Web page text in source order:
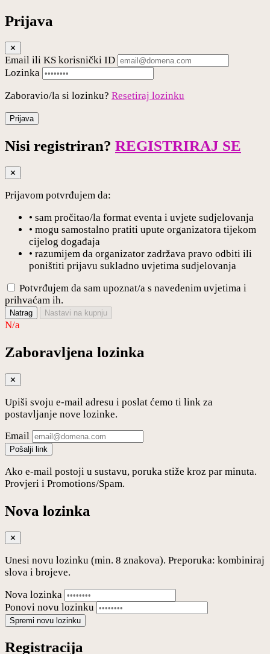
Prijava
✕
Email ili KS korisnički ID
Lozinka
Zaboravio/la si lozinku? Resetiraj lozinku
Prijava
Nisi registriran? REGISTRIRAJ SE
✕
Prijavom potvrđujem da:
• sam pročitao/la format eventa i uvjete sudjelovanja
• mogu samostalno pratiti upute organizatora tijekom
cijelog događaja
• razumijem da organizator zadržava pravo odbiti ili
poništiti prijavu sukladno uvjetima sudjelovanja
Potvrđujem da sam upoznat/a s navedenim uvjetima i
prihvaćam ih.
Natrag Nastavi na kupnju
N/a
Zaboravljena lozinka
✕
Upiši svoju e-mail adresu i poslat ćemo ti link za
postavljanje nove lozinke.
Email
Pošalji link
Ako e-mail postoji u sustavu, poruka stiže kroz par minuta.
Provjeri i Promotions/Spam.
Nova lozinka
✕
Unesi novu lozinku (min. 8 znakova). Preporuka: kombiniraj
slova i brojeve.
Nova lozinka
Ponovi novu lozinku
Spremi novu lozinku
Registracija